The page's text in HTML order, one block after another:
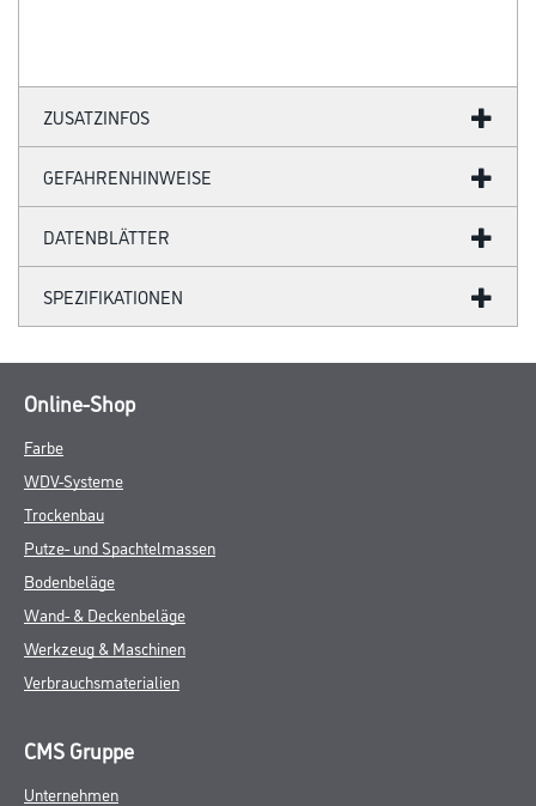
ZUSATZINFOS
GEFAHRENHINWEISE
DATENBLÄTTER
SPEZIFIKATIONEN
Online-Shop
Farbe
WDV-Systeme
Trockenbau
Putze- und Spachtelmassen
Bodenbeläge
Wand- & Deckenbeläge
Werkzeug & Maschinen
Verbrauchsmaterialien
CMS Gruppe
Unternehmen